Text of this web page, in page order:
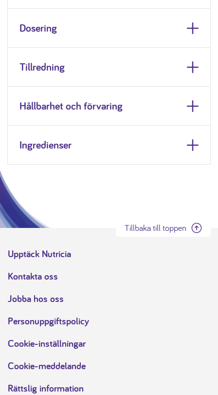
Dosering
Tillredning
Hållbarhet och förvaring
Ingredienser
Tillbaka till toppen
Upptäck Nutricia
Kontakta oss
Jobba hos oss
Personuppgiftspolicy
Cookie-inställningar
Cookie-meddelande
Rättslig information